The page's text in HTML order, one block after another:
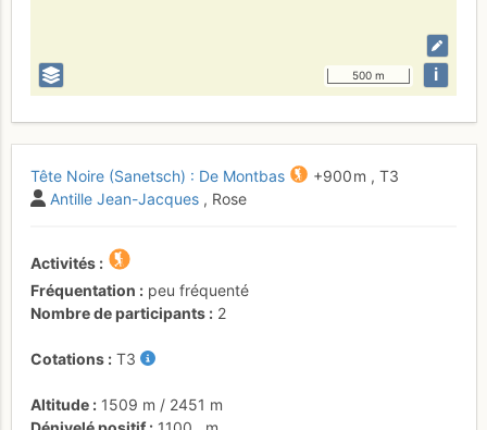
500 m i
Tête Noire (Sanetsch) : De Montbas +900 m , T3
Antille Jean-Jacques , Rose
Activités
Fréquentation
peu fréquenté
Nombre de participants
2
Cotations T3
Altitude 1509 m / 2451 m